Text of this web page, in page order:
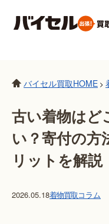
バイセル買取HOME >
古い着物はど
い？寄付の方
リットを解説
2026.05.18着物買取コラム